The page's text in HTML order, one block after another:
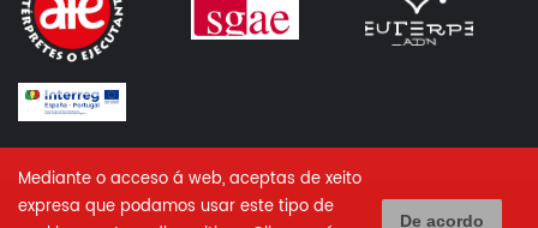
Mediante o acceso á web, aceptas de xeito
expresa que podamos usar este tipo de
De acordo